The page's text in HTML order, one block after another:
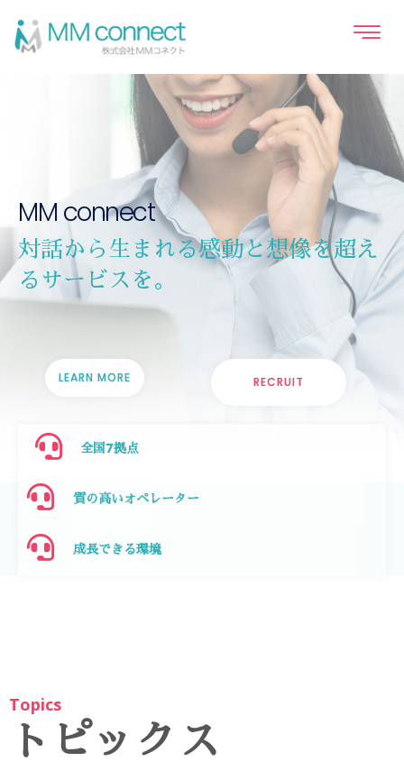
MM connect
対話から生まれる感動と想像を超え
るサービスを。
LEARN MORE RECRUIT
全国7拠点
質の高いオペレーター
成長できる環境
Topics
トピックス